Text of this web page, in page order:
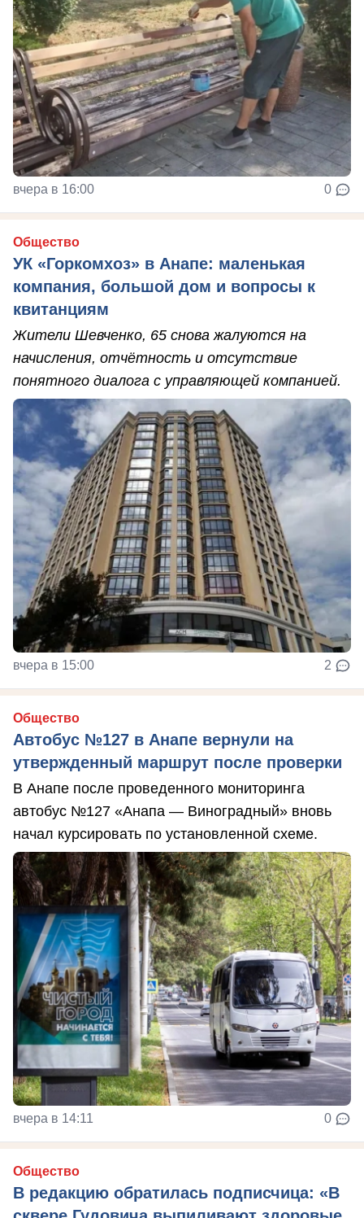
вчера в 16:00 0
Общество
УК «Горкомхоз» в Анапе: маленькая
компания, большой дом и вопросы к
квитанциям
Жители Шевченко, 65 снова жалуются на
начисления, отчётность и отсутствие
понятного диалога с управляющей компанией.
вчера в 15:00 2
Общество
Автобус №127 в Анапе вернули на
утвержденный маршрут после проверки
В Анапе после проведенного мониторинга
автобус №127 «Анапа — Виноградный» вновь
начал курсировать по установленной схеме.
вчера в 14:11 0
Общество
В редакцию обратилась подписчица: «В